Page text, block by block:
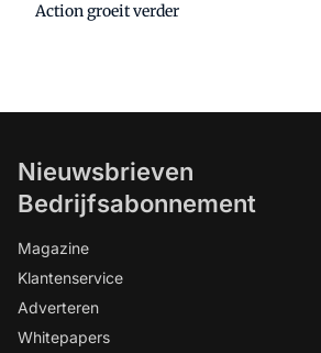
Action groeit verder
Nieuwsbrieven
Bedrijfsabonnement
Magazine
Klantenservice
Adverteren
Whitepapers